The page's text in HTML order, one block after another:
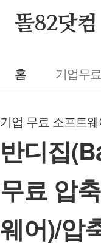
똘82닷컴
홈 기업무
기업 무료 소프트
반디집
무료 압
웨어)/압